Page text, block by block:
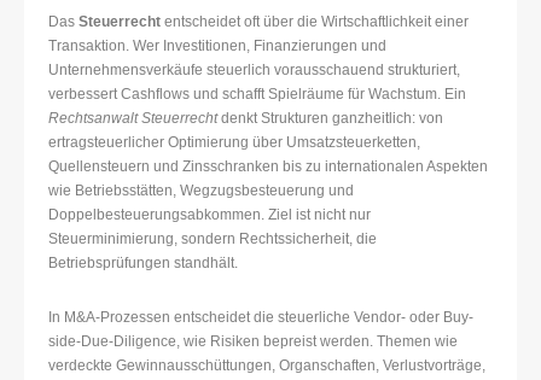
Das Steuerrecht entscheidet oft über die Wirtschaftlichkeit einer
Transaktion. Wer Investitionen, Finanzierungen und
Unternehmensverkäufe steuerlich vorausschauend strukturiert,
verbessert Cashflows und schafft Spielräume für Wachstum. Ein
Rechtsanwalt Steuerrechtdenkt Strukturen ganzheitlich: von
ertragsteuerlicher Optimierung über Umsatzsteuerketten,
Quellensteuern und Zinsschranken bis zu internationalen Aspekten
wie Betriebsstätten, Wegzugsbesteuerung und
Doppelbesteuerungsabkommen. Ziel ist nicht nur
Steuerminimierung, sondern Rechtssicherheit, die
Betriebsprüfungen standhält.
In M&A-Prozessen entscheidet die steuerliche Vendor- oder Buy-
side-Due-Diligence, wie Risiken bepreist werden. Themen wie
verdeckte Gewinnausschüttungen, Organschaften, Verlustvorträge,